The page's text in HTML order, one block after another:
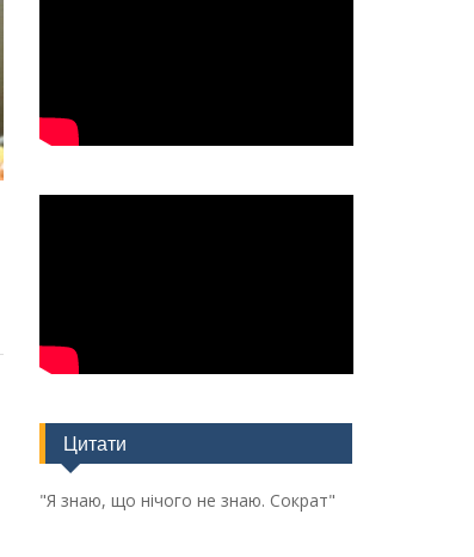
Цитати
"Я знаю, що нічого не знаю. Сократ"